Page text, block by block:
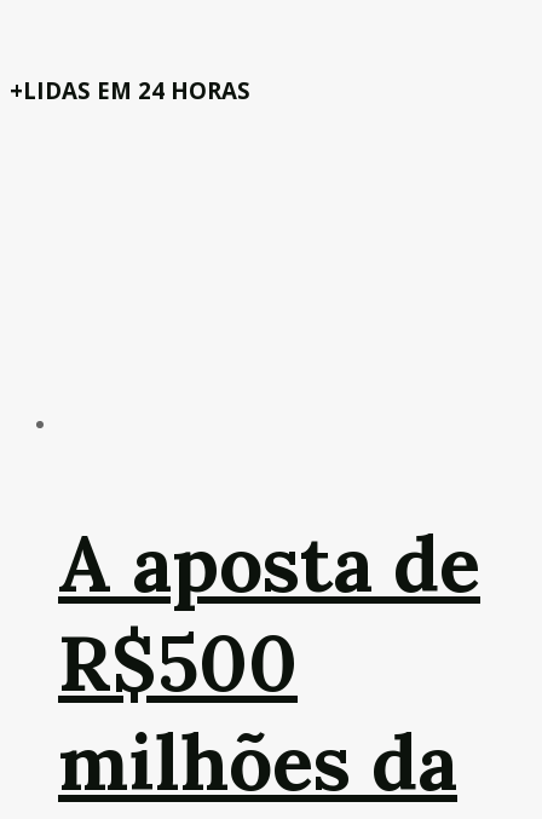
+LIDAS EM 24 HORAS
A aposta de
R$500
milhões da